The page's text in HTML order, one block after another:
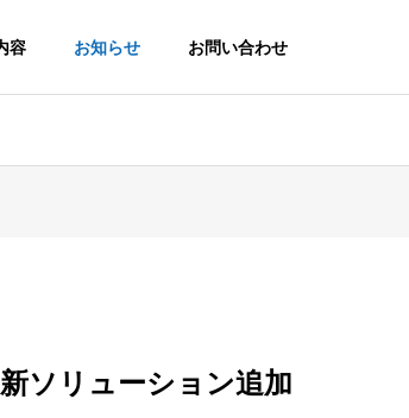
容 お知らせ お問い合わせ
ソリューション追加